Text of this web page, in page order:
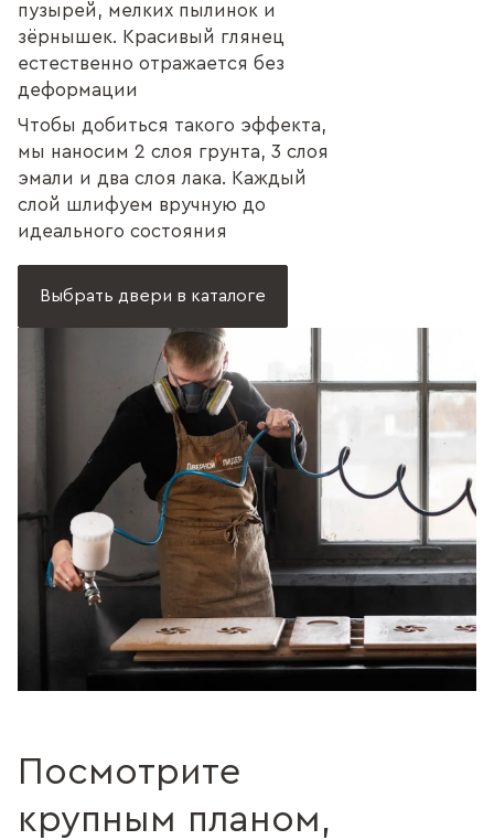
пузырей, мелких пылинок и
зёрнышек. Красивый глянец
естественно отражается без
деформации
Чтобы добиться такого эффекта,
мы наносим 2 слоя грунта, 3 слоя
эмали и два слоя лака. Каждый
слой шлифуем вручную до
идеального состояния
Выбрать двери в каталоге
Посмотрите
крупным планом,